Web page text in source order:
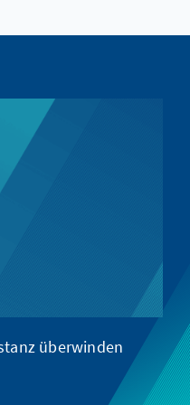
überwinden